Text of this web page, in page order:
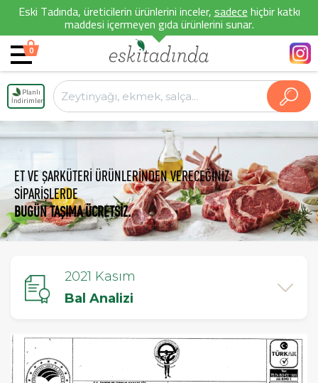
Eski Tadında, üreticilerin ürünlerini inceler,sadecehiçbir katkı
maddesi içermeyen gıda ürünlerini sunar.
0
Planlı
İndirimler
ET VE ŞARKÜTERİ ÜRÜNLERİNDEN VERECEĞİNİZ
SİPARİŞLERDE
BUGÜN TAŞIMA ÜCRETSİZ.
2021 Kasım
Bal Analizi